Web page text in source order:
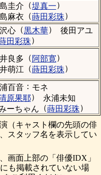
圭介 （堤真一）
麻衣 （蒔田彩珠）
心（黒木華）
後田アユ
田彩珠）
良多 （ 阿部寛）
萌江 （蒔田彩珠）
百音： モネ
原果耶）
永浦未知
ーちゃん （蒔田彩珠）
（キャスト欄の先頭の俳
スタッフ名を表示してい
画面上部の「俳優IDX」
も掲載されていない場